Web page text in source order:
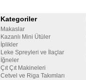
Kategoriler
Makaslar
Kazanlı Mini Ütüler
İplikler
Leke Spreyleri ve İlaçlar
İğneler
Çıt Çıt Makineleri
Cetvel ve Riga Takımları